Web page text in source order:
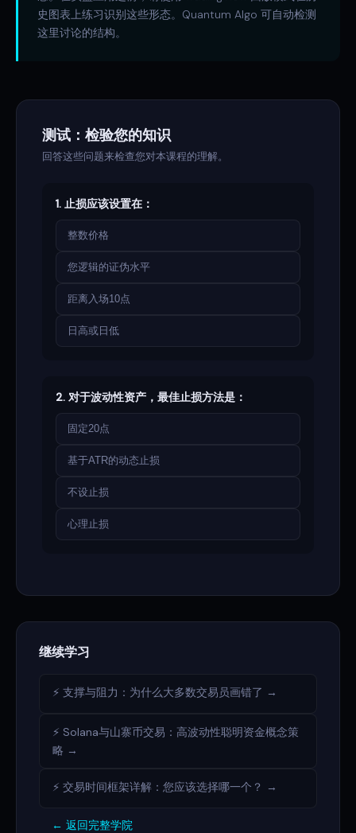
史图表上练习识别这些形态。Quantum Algo 可自动检测
这里讨论的结构。
测试：检验您的知识
回答这些问题来检查您对本课程的理解。
1. 止损应该设置在：
整数价格
您逻辑的证伪水平
距离入场10点
日高或日低
2. 对于波动性资产，最佳止损方法是：
固定20点
基于ATR的动态止损
不设止损
心理止损
继续学习
⚡ 支撑与阻力：为什么大多数交易员画错了 →
⚡ Solana与山寨币交易：高波动性聪明资金概念策
略 →
⚡ 交易时间框架详解：您应该选择哪一个？ →
← 返回完整学院